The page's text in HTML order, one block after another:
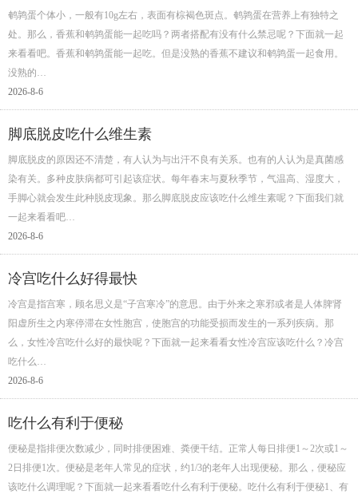
鹌鹑蛋个体小，一般有10g左右，表面有棕褐色斑点。鹌鹑蛋在营养上有独特之
处。那么，香蕉和鹌鹑蛋能一起吃吗？两者搭配有没有什么禁忌呢？下面就一起
来看看吧。香蕉和鹌鹑蛋能一起吃。但是没熟的香蕉不建议和鹌鹑蛋一起食用。
没熟的…
2026-8-6
脚底脱皮吃什么维生素
脚底脱皮的原因还不清楚，有人认为与出汗不良有关系。也有的人认为是真菌感
染有关。多种皮肤病都可引起该症状。每年春末与夏秋季节，气温高、湿度大，
手脚心就会发生此种脱皮现象。那么脚底脱皮应该吃什么维生素呢？下面我们就
一起来看看吧…
2026-8-6
冷宫吃什么好得最快
冷宫是指宫寒，顾名思义是“子宫寒冷”的意思。由于外来之寒邪或者是人体脾肾
阳虚所生之内寒停滞在女性胞宫，使胞宫的功能受损而发生的一系列疾病。那
么，女性冷宫吃什么好的最快呢？下面就一起来看看女性冷宫应该吃什么？冷宫
吃什么…
2026-8-6
吃什么有利于便秘
便秘是指排便次数减少，同时排便困难、粪便干结。正常人每日排便1～2次或1～
2日排便1次。便秘是老年人常见的症状，约1/3的老年人出现便秘。那么，便秘应
该吃什么调理呢？下面就一起来看看吃什么有利于便秘。吃什么有利于便秘1、有